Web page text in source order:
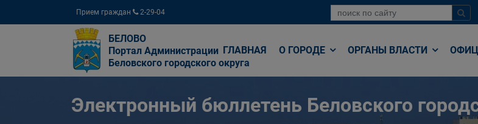
Прием граждан 2-29-04
БЕЛОВО
Портал Администрации
Беловского городского округа
ГЛАВНАЯ О ГОРОДЕ ОРГАНЫ ВЛАСТИ
Электронный бюллетень Беловского